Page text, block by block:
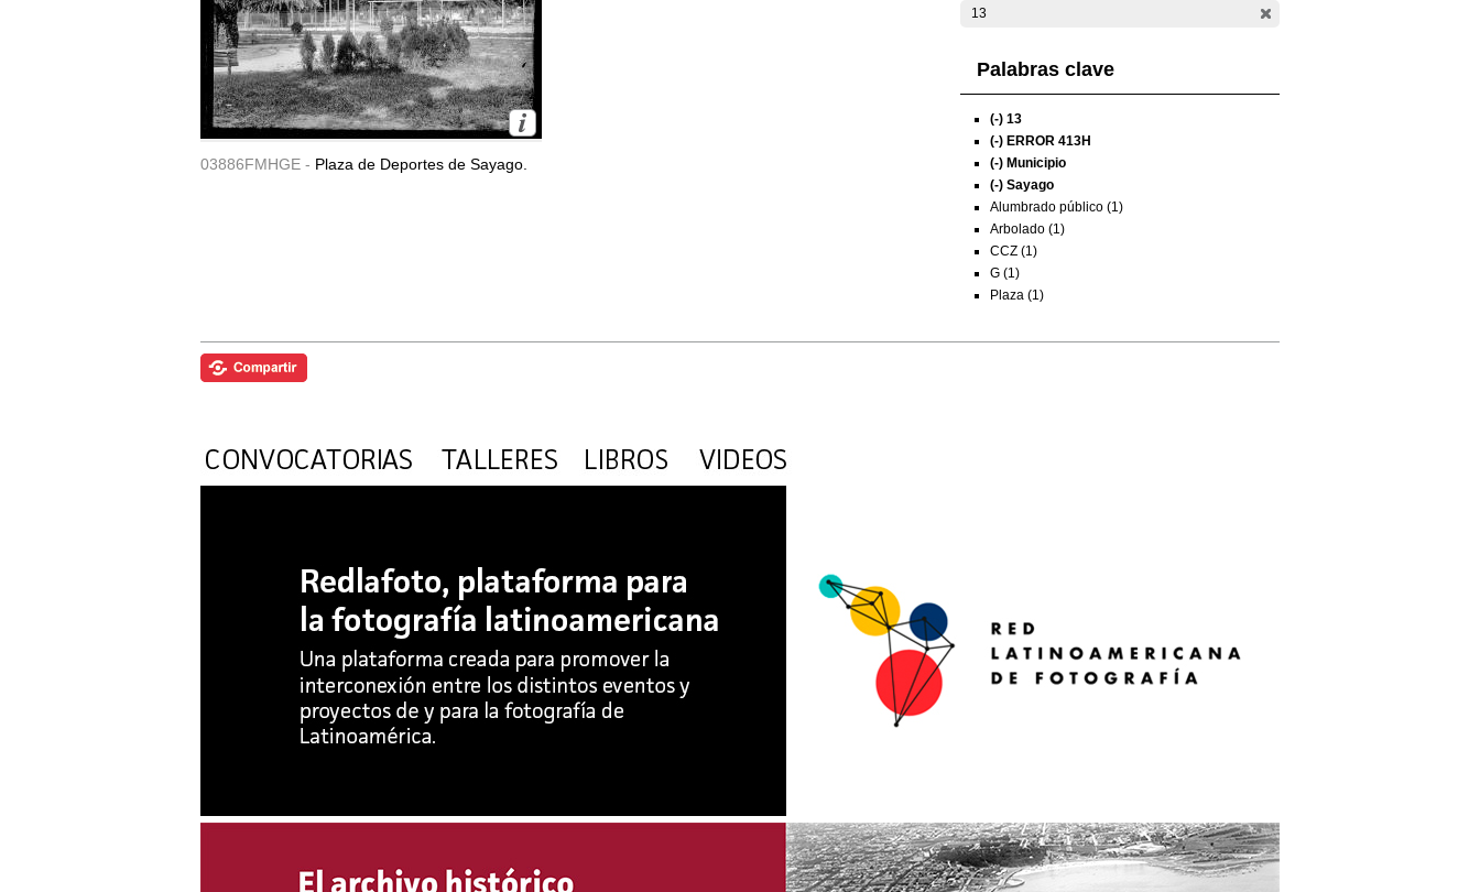
03886FMHGE - Plaza de Deportes de Sayago.
13
Palabras clave
(-) 13
(-) ERROR 413H
(-) Municipio
(-) Sayago
Alumbrado público (1)
Arbolado (1)
CCZ (1)
G (1)
Plaza (1)